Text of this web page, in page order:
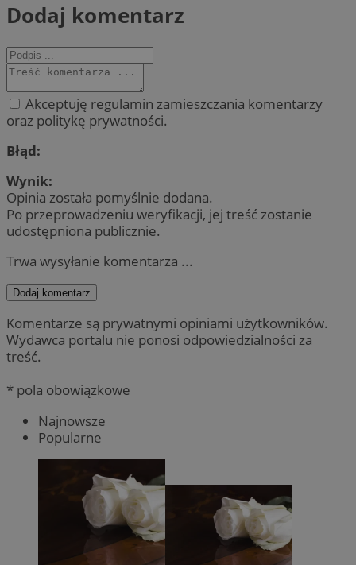
Dodaj komentarz
Akceptuję regulamin zamieszczania komentarzy
oraz politykę prywatności.
Błąd:
Wynik:
Opinia została pomyślnie dodana.
Po przeprowadzeniu weryfikacji, jej treść zostanie
udostępniona publicznie.
Trwa wysyłanie komentarza ...
Dodaj komentarz
Komentarze są prywatnymi opiniami użytkowników.
Wydawca portalu nie ponosi odpowiedzialności za
treść.
* pola obowiązkowe
Najnowsze
Popularne